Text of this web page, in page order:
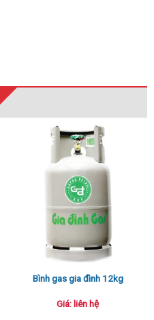
Bình gas gia đình 12kg
Giá: liên hệ